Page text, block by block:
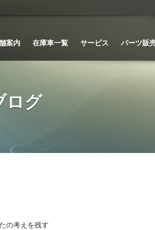
案内 在庫車一覧 サービス パーツ販
ログ
の考えを残す